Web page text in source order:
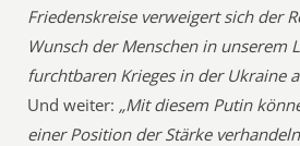
Friedenskreise verweigert sich der
Wunsch der Menschen in unserem
furchtbaren Krieges in der Ukraine
Und weiter: „Mit diesem Putin
einer Position der Stärke